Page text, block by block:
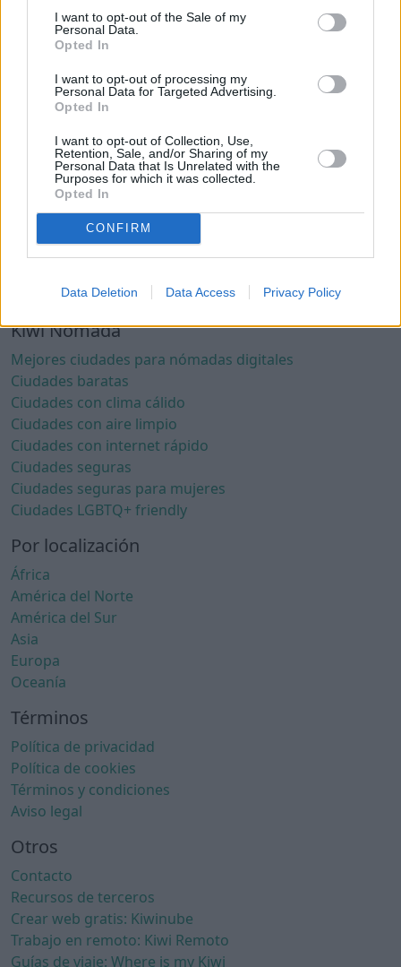
I want to opt-out of the Sale of my
Personal Data.
Opted In
I want to opt-out of processing my
Personal Data for Targeted Advertising.
Opted In
I want to opt-out of Collection, Use,
Retention, Sale, and/or Sharing of my
Personal Data that Is Unrelated with the
Purposes for which it was collected.
Opted In
CONFIRM
Data Deletion Data Access Privacy Policy
Kiwi Nómada
Mejores ciudades para nómadas digitales
Ciudades baratas
Ciudades con clima cálido
Ciudades con aire limpio
Ciudades con internet rápido
Ciudades seguras
Ciudades seguras para mujeres
Ciudades LGBTQ+ friendly
Por localización
África
América del Norte
América del Sur
Asia
Europa
Oceanía
Términos
Política de privacidad
Política de cookies
Términos y condiciones
Aviso legal
Otros
Contacto
Recursos de terceros
Crear web gratis: Kiwinube
Trabajo en remoto: Kiwi Remoto
Guías de viaje: Where is my Kiwi